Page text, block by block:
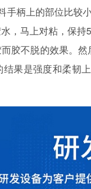
手柄上的部位比较
，马上对粘，保持
胶不脱的效果。然
果是强度和柔韧